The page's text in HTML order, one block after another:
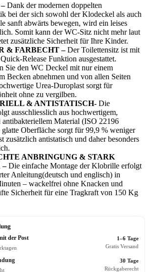
Dank der modernen doppelten
bei der sich sowohl der Klodeckel als auch
sanft abwärts bewegen, wird ein leises
Somit kann der WC-Sitz nicht mehr laut
zusätzliche Sicherheit für Ihre Kinder.
& FARBECHT –Der Toilettensitz ist mit
Release Funktion ausgestattet.
Sie den WC Deckel mit nur einem
Becken abnehmen und von allen Seiten
Urea-Duroplast sorgt für
ohne zu vergilben.
& ANTISTATISCH- Die
ausschliesslich aus hochwertigem,
antibakteriellem Material (ISO 22196
Oberfläche sorgt für 99,9 % weniger
zusätzlich antistatisch und daher besonders
ANBRINGUNG & STARK
–Die einfache Montage der Klobrille erfolgt
Anleitung(deutsch und englisch) in
– wackelfrei ohne Knacken und
Sicherheit für eine Tragkraft von 150 Kg
der Post
1–6 Tage
Gratis Versand
30 Tage
Rückgaberecht